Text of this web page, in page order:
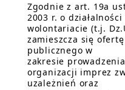
Zgodnie z art. 19a
2003 r. o
wolontariacie (t.j.
zamieszcza się
publicznego w
zakresie
organizacji imprez
uzależnień oraz